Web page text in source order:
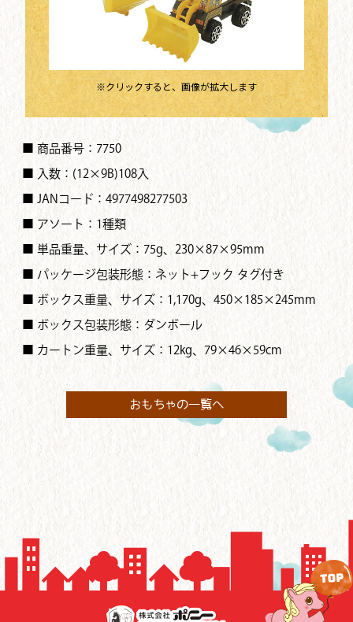
※クリックすると、画像が拡大します
■ 商品番号：7750
■ 入数：(12×9B)108入
■ JANコード：4977498277503
■ アソート：1種類
■ 単品重量、サイズ：75g、230×87×95mm
■ パッケージ包装形態：ネット+フック タグ付き
■ ボックス重量、サイズ：1,170g、450×185×245mm
■ ボックス包装形態：ダンボール
■ カートン重量、サイズ：12kg、79×46×59cm
おもちゃの一覧へ